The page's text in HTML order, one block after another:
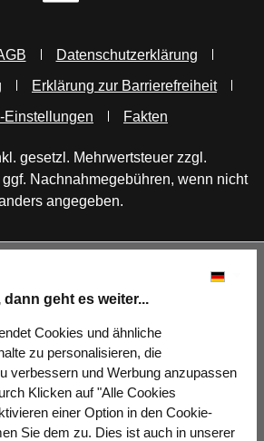
geht es weiter...
Cookies und ähnliche
zu personalisieren, die
verbessern und Werbung anzupassen
Klicken auf "Alle Cookies
einer Option in den Cookie-
Sie dem zu. Dies ist auch in unserer
Datenschutzerklärung
Erklärung zur Barrierefreiheit
Einstellungen
Fakten
gesetzl. Mehrwertsteuer zzgl.
ggf. Nachnahmegebühren, wenn nicht
angegeben.